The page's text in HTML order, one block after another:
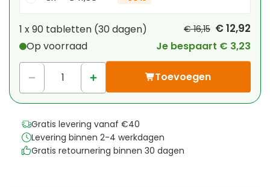
Je persoonlijke korting
1x € 0,00 -%
1 x90 tabletten (30dagen)
Op voorraad
€ 16,15 € 12,92
Je bespaart € 3,23
Toevoegen
Gratis levering vanaf €40
Levering binnen 2-4 werkdagen
Gratis retournering binnen 30 dagen